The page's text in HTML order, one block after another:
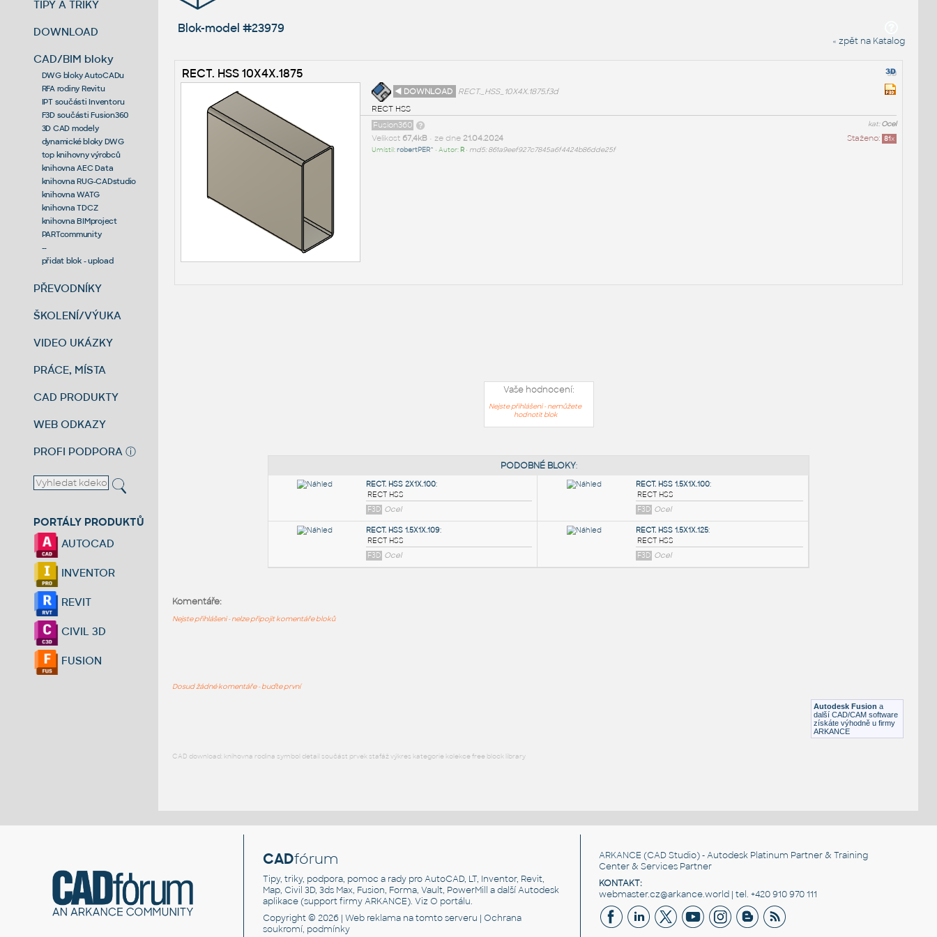
TIPY A TRIKY
DOWNLOAD
CAD/BIM bloky
DWG bloky AutoCADu
RFA rodiny Revitu
IPT součásti Inventoru
F3D součásti Fusion360
3D CAD modely
dynamické bloky DWG
top knihovny výrobců
knihovna AEC Data
knihovna RUG-CADstudio
knihovna WATG
knihovna TDCZ
knihovna BIMproject
PARTcommunity
--
přidat blok - upload
PŘEVODNÍKY
ŠKOLENÍ/VÝUKA
VIDEO UKÁZKY
PRÁCE, MÍSTA
CAD PRODUKTY
WEB ODKAZY
PROFI PODPORA ⓘ
PORTÁLY PRODUKTŮ
AUTOCAD
INVENTOR
REVIT
CIVIL 3D
FUSION
Blok-model #23979
« zpět na Katalog
RECT. HSS 10X4X.1875
◄ DOWNLOAD
RECT._HSS_10X4X.1875.f3d
RECT HSS
kat:Ocel
Fusion360
Staženo: 81x
Velikost 67,4kB• ze dne 21.04.2024
Umístil:robertPER^ • Autor: R• md5: 861a9eef927c7845a6f4424b86dde25f
Vaše hodnocení:
Nejste přihlášeni - nemůžete
hodnotit blok
Autodesk Fusion a
další CAD/CAM software
získáte výhodně u firmy
ARKANCE
Komentáře:
Nejste přihlášeni - nelze připojit komentáře bloků
Dosud žádné komentáře - buďte první
CAD download: knihovna rodina symbol detail součást prvek stafáž výkres kategorie kolekce free block library
CADfórum
Tipy, triky, podpora, pomoc a rady pro AutoCAD, LT, Inventor, Revit,
Map, Civil 3D, 3ds Max, Fusion, Forma, Vault, PowerMill a další Autodesk
aplikace (support firmy ARKANCE). VizO portálu.
Copyright © 2026 |Web reklama na tomto serveru |Ochrana
soukromí, podmínky
ARKANCE (CAD Studio) - Autodesk Platinum Partner & Training
Center & Services Partner
KONTAKT:
webmaster.cz@arkance.world | tel. +420 910 970 111